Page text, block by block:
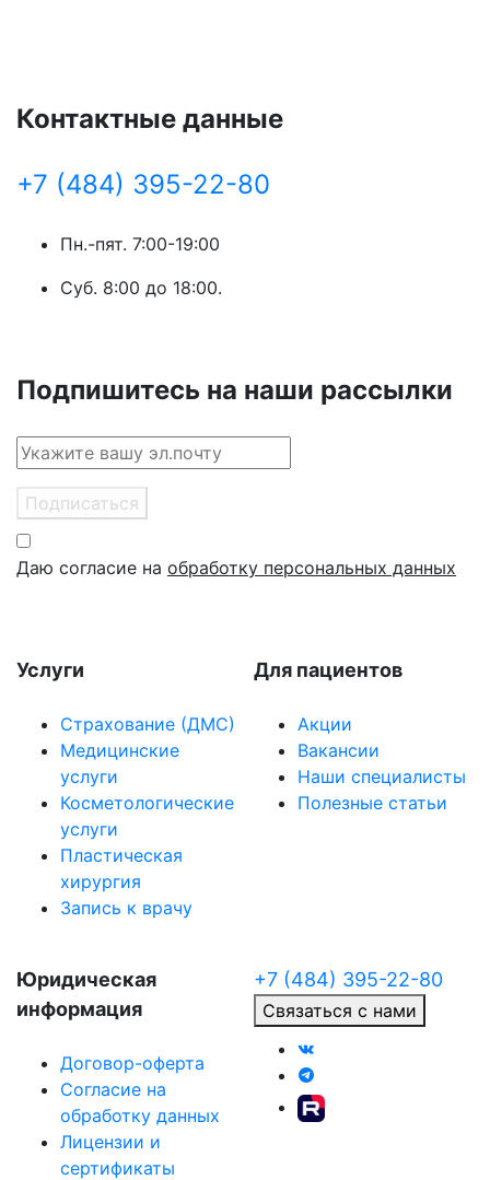
Контактные данные
+7 (484) 395-22-80
Пн.-пят. 7:00-19:00
Суб. 8:00 до 18:00.
Подпишитесь на наши рассылки
Подписаться
Даю согласие на обработку персональных данных
Услуги
Страхование (ДМС)
Медицинские
услуги
Косметологические
услуги
Пластическая
хирургия
Запись к врачу
Для пациентов
Акции
Вакансии
Наши специалисты
Полезные статьи
Юридическая
информация
Договор-оферта
Согласие на
обработку данных
Лицензии и
сертификаты
+7 (484) 395-22-80
Связаться с нами